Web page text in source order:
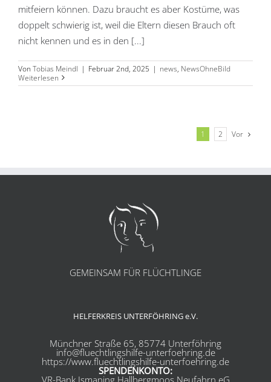
mitfeiern können. Dazu braucht es aber Kostüme, was
doppelt schwierig ist, weil die Eltern diesen Brauch oft
nicht kennen und es in den [...]
Von Tobias Meindl | Februar 2nd, 2025 | news, NewsOhneBild
Weiterlesen
1 2 Vor
GEMEINSAM FÜR FLÜCHTLINGE
HELFERKREIS UNTERFÖHRING e.V.
Münchner Straße 65, 85774 Unterföhring
info@fluechtlingshilfe-unterfoehring.de
https://www.fluechtlingshilfe-unterfoehring.de
SPENDENKONTO:
VR-Bank Ismaning Hallbergmoos Neufahrn eG